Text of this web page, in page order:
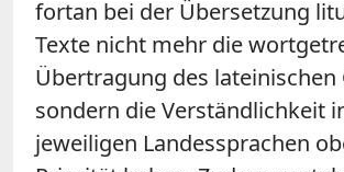
fortan bei der Übersetzung
Texte nicht mehr die
Übertragung des lateinischen
sondern die Verständlichkeit
jeweiligen Landessprachen